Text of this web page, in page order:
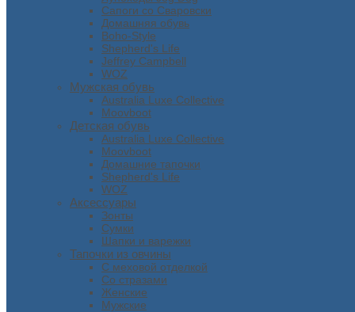
Сапоги со Сваровски
Домашняя обувь
Boho-Style
Shepherd's Life
Jeffrey Campbell
WOZ
Мужская обувь
Australia Luxe Collective
Moovboot
Детская обувь
Australia Luxe Collective
Moovboot
Домашние тапочки
Shepherd's Life
WOZ
Аксессуары
Зонты
Сумки
Шапки и варежки
Тапочки из овчины
С меховой отделкой
Со стразами
Женские
Мужские